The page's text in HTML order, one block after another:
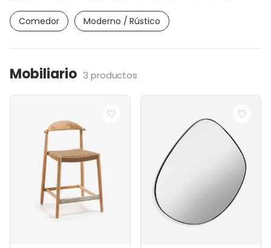
Comedor Moderno / Rústico
Mobiliario 3 productos